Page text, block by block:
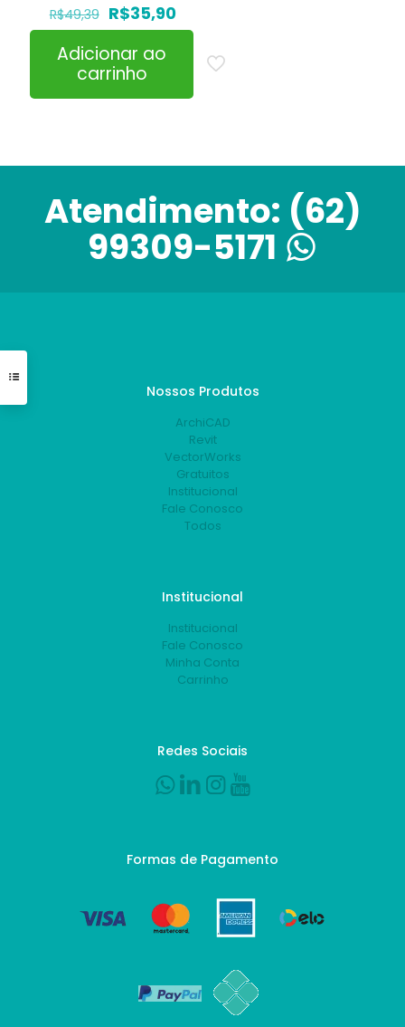
R$49,39 O
preço
original
era:
R$49,39.
R$35,90O
preço
Adicionar ao
carrinho
Atendimento: (62)
99309-5171
Nossos Produtos
ArchiCAD
Revit
VectorWorks
Gratuitos
Institucional
Fale Conosco
Todos
Institucional
Institucional
Fale Conosco
Minha Conta
Carrinho
Redes Sociais
Formas de Pagamento